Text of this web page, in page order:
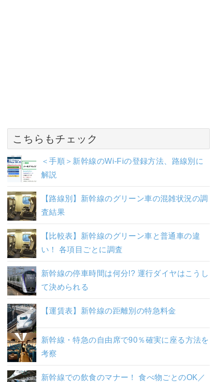
こちらもチェック
＜手順＞新幹線のWi-Fiの登録方法、路線別に
解説
【路線別】新幹線のグリーン車の混雑状況の調
査結果
【比較表】新幹線のグリーン車と普通車の違
い！ 各項目ごとに調査
新幹線の停車時間は何分!? 運行ダイヤはこうし
て決められる
【運賃表】新幹線の距離別の特急料金
新幹線・特急の自由席で90％確実に座る方法を
考察
新幹線での飲食のマナー！ 食べ物ごとのOK／